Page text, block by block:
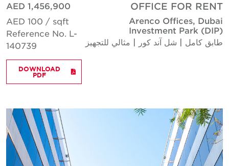
OFFICE FOR RENT
Arenco Offices, Dubai
Investment Park (DIP)
طابق كامل | شل آند كور | مثالي للتجهيز
AED 1,456,900
AED 100 / sqft
Reference No. L-
140739
DOWNLOAD
PDF